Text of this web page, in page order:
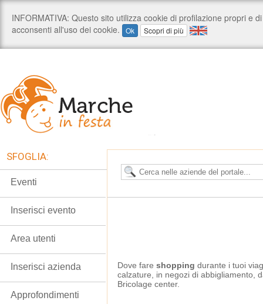
Dove fare shopping durante i tuoi
calzature, in negozi di abbigliamento,
Bricolage center.
SFOGLIA:
Eventi
Inserisci evento
Area utenti
Inserisci azienda
Approfondimenti